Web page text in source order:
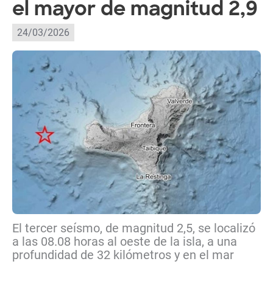
el mayor de magnitud 2,9
24/03/2026
El tercer seísmo, de magnitud 2,5, se localizó
a las 08.08 horas al oeste de la isla, a una
profundidad de 32 kilómetros y en el mar